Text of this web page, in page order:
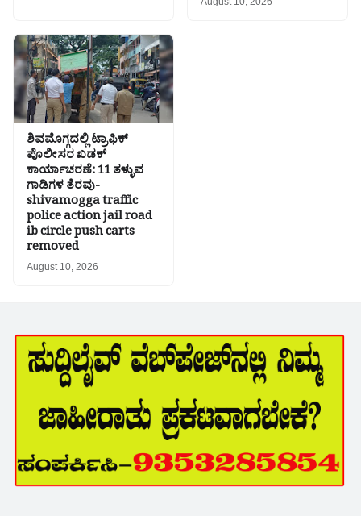
ಶಿವಮೊಗ್ಗದಲ್ಲಿ ಟ್ರಾಫಿಕ್
ಪೊಲೀಸರ ಖಡಕ್
ಕಾರ್ಯಾಚರಣೆ: 11 ತಳ್ಳುವ
ಗಾಡಿಗಳ ತೆರವು-
shivamogga traffic
police action jail road
ib circle push carts
removed
August 10, 2026